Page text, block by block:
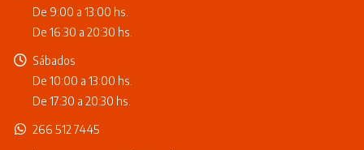
De 9:00 a 13:00 hs.
De 16:30 a 20:30 hs.
Sábados
De 10:00 a 13:00 hs.
De 17:30 a 20:30 hs.
266 512 7445